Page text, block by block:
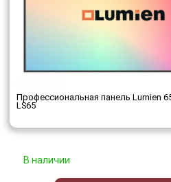
Профессиональная панель Lumien
LS65
В наличии